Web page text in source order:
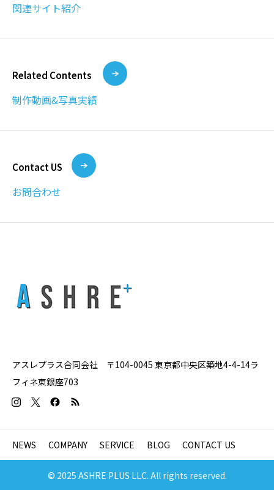
関連サイト紹介
Related Contents
制作動画&写真実績
Contact US
お問合わせ
アスレプラス合同会社 〒104-0045 東京都中央区築地4-4-14ラ
フィネ東銀座703
NEWS COMPANY SERVICE BLOG CONTACT US
© 2025 ASHRE PLUS LLC. All rights reserved.